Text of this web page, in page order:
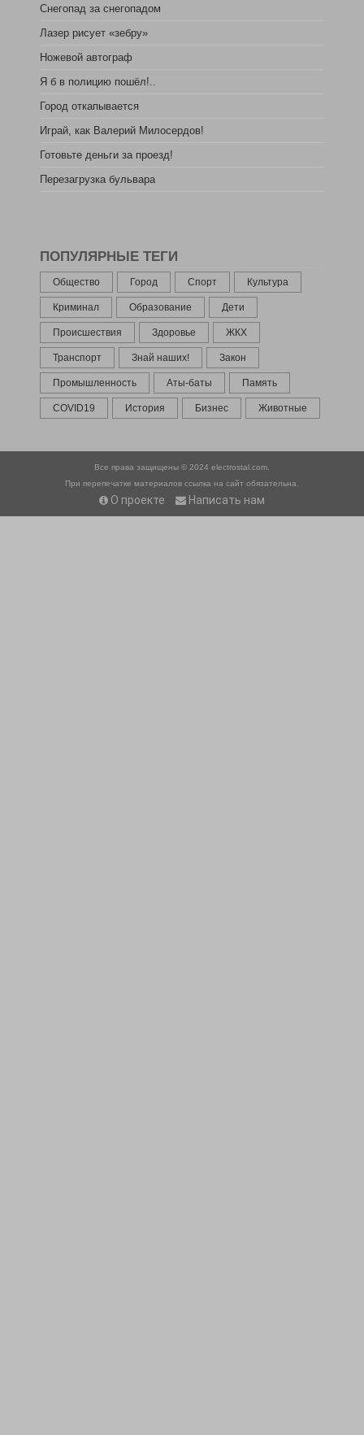
Снегопад за снегопадом
Лазер рисует «зебру»
Ножевой автограф
Я б в полицию пошёл!..
Город откапывается
Играй, как Валерий Милосердов!
Готовьте деньги за проезд!
Перезагрузка бульвара
ПОПУЛЯРНЫЕ ТЕГИ
Общество Город Спорт Культура
Криминал Образование Дети
Происшествия Здоровье ЖКХ
Транспорт Знай наших! Закон
Промышленность Аты-баты Память
COVID19 История Бизнес Животные
Все права защищены © 2024 electrostal.com.
При перепечатке материалов ссылка на сайт обязательна.
О проекте Написать нам